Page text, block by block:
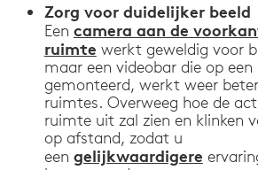
Zorg voor duidelijker beeld
Een camera aan de
ruimte werkt geweldig voor
maar een videobar die op een
gemonteerd, werkt weer
ruimtes. Overweeg hoe de
ruimte uit zal zien en klinken
op afstand, zodat u
een gelijkwaardigere